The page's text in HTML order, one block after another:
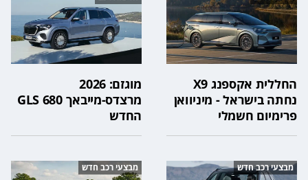
החללית אקספנג X9
נחתה בישראל - מיניוואן
פרימיום חשמלי
מוגזם: 2026
מרצדס-מייבאך GLS 680
החדש
מבצעי רכב חדש מבצעי רכב חדש